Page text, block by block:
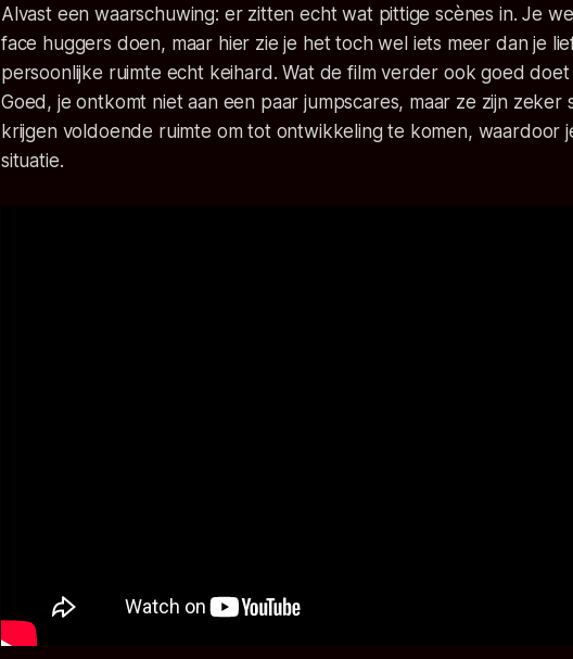
Alvast een waarschuwing: er zitten echt wat pittige scènes in. Je
face huggers doen, maar hier zie je het toch wel iets meer dan je
persoonlijke ruimte echt keihard. Wat de film verder ook goed
Goed, je ontkomt niet aan een paar jumpscares, maar ze zijn zeker
krijgen voldoende ruimte om tot ontwikkeling te komen, waardoor
situatie.